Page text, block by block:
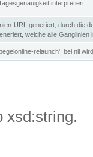
interpretiert.
URL generiert, durch die
welche alle Ganglinien
relaunch'; bei nil
xsd:string.